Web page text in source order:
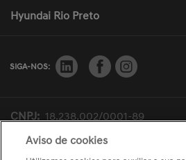
Hyundai Rio Preto
SIGA-NOS:
CNPJ: 18.238.002/0001-89
Razão Social: RODOBENS
Aviso de cookies